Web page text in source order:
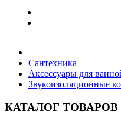
Сантехника
Аксессуары для
Звукоизоляционные
КАТАЛОГ ТОВАРОВ